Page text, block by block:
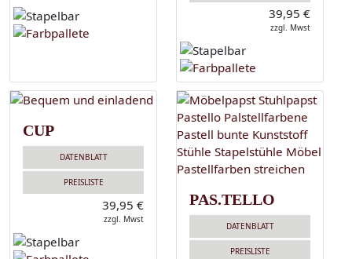
39,95 €
zzgl. Mwst
CUP
DATENBLATT
PREISLISTE
39,95 €
zzgl. Mwst
PAS.TELLO
DATENBLATT
PREISLISTE